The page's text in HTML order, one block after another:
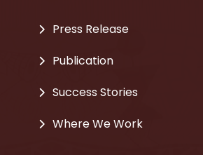
Press Release
Publication
Success Stories
Where We Work